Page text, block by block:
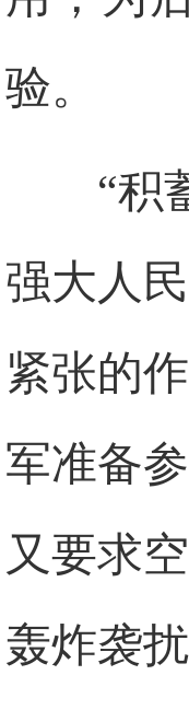
验。
“积
强大人
紧张的
军准备
又要求
轰炸袭